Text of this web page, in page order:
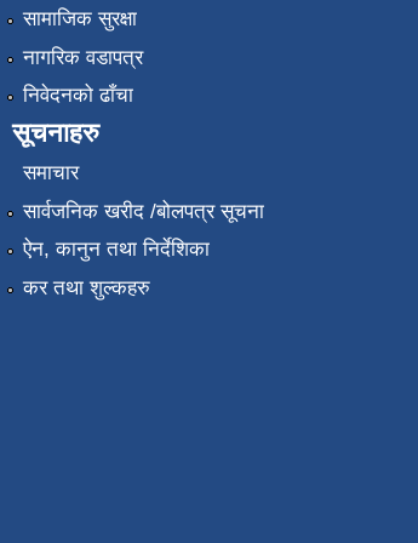
सामाजिक सुरक्षा
नागरिक वडापत्र
निवेदनको ढाँचा
सूचनाहरु
समाचार
सार्वजनिक खरीद /बोलपत्र सूचना
ऐन, कानुन तथा निर्देशिका
कर तथा शुल्कहरु